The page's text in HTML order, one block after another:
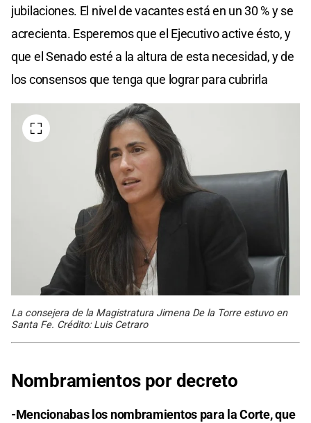
jubilaciones. El nivel de vacantes está en un 30 % y se
acrecienta. Esperemos que el Ejecutivo active ésto, y
que el Senado esté a la altura de esta necesidad, y de
los consensos que tenga que lograr para cubrirla
La consejera de la Magistratura Jimena De la Torre estuvo en
Santa Fe. Crédito: Luis Cetraro
Nombramientos por decreto
-Mencionabas los nombramientos para la Corte, que